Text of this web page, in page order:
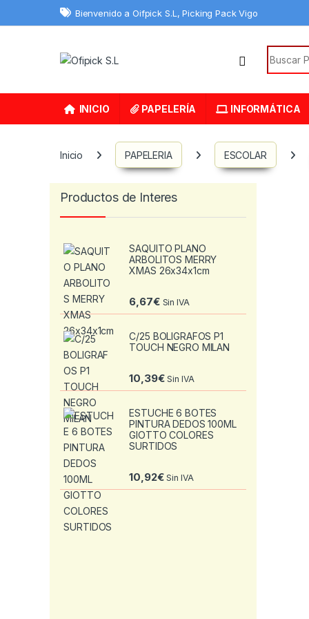
Skip to navigation
Skip to content Bienvenido a Oifpick S.L, Picking Pack Vigo
Search
INICIO PAPELERÍA INFORMÁTICA
Inicio PAPELERIA ESCOLAR
Productos de Interes
SAQUITO PLANO
ARBOLITOS MERRY
XMAS 26x34x1cm
6,67€ Sin IVA
C/25 BOLIGRAFOS P1
TOUCH NEGRO MILAN
10,39€ Sin IVA
ESTUCHE 6 BOTES
PINTURA DEDOS 100ML
GIOTTO COLORES
SURTIDOS
10,92€ Sin IVA